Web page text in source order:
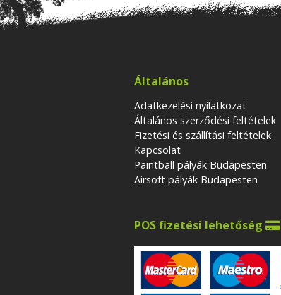
Általános
Adatkezelési nyilatkozat
Általános szerződési feltételek
Fizetési és szállítási feltételek
Kapcsolat
Paintball pályák Budapesten
Airsoft pályák Budapesten
POS fizetési lehetőség